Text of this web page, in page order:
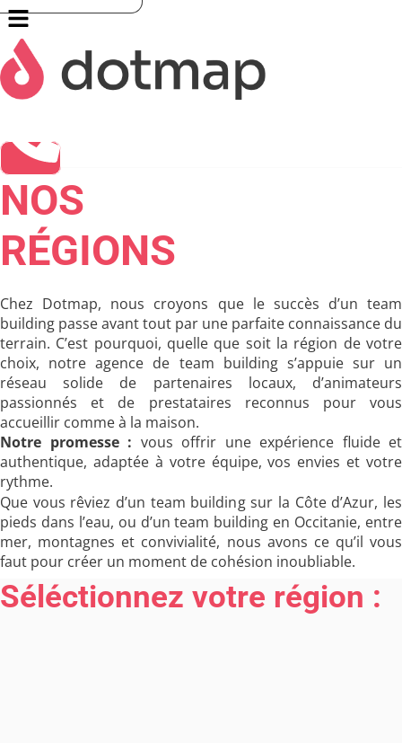
NOS
RÉGIONS
Chez Dotmap, nous croyons que le succès d’un team
building passe avant tout par une parfaite connaissance du
terrain. C’est pourquoi, quelle que soit la région de votre
choix, notre agence de team building s’appuie sur un
réseau solide de partenaires locaux, d’animateurs
passionnés et de prestataires reconnus pour vous
accueillir comme à la maison.
Notre promesse : vous offrir une expérience fluide et
authentique, adaptée à votre équipe, vos envies et votre
rythme.
Que vous rêviez d’un team building sur la Côte d’Azur, les
pieds dans l’eau, ou d’un team building en Occitanie, entre
mer, montagnes et convivialité, nous avons ce qu’il vous
faut pour créer un moment de cohésion inoubliable.
Séléctionnez votre région :